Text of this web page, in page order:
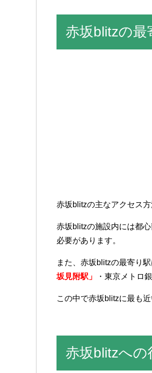
赤坂blitzの最
赤坂blitzの主なアクセス
赤坂blitzの施設内には都
必要があります。
また、赤坂blitzの最寄り
坂見附駅」
・東京メトロ
この中で赤坂blitzに最も
赤坂blitzへの